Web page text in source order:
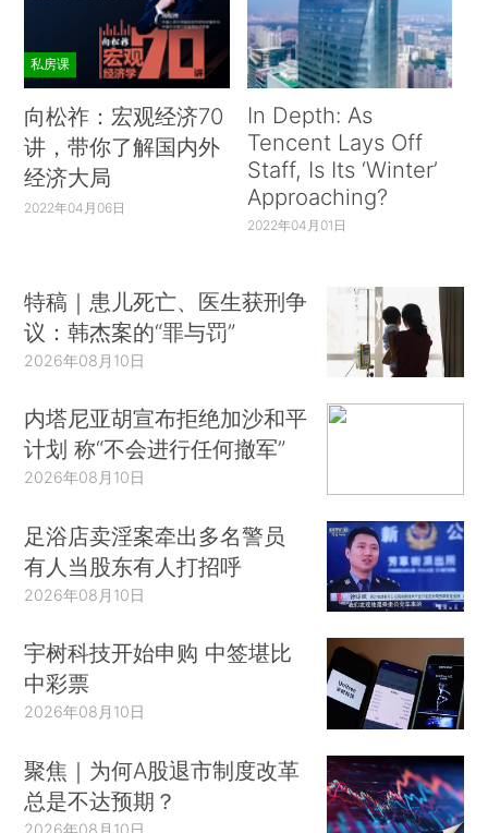
私房课
向松祚：宏观经济70
讲，带你了解国内外
经济大局
2022年04月06日
In Depth: As
Tencent Lays Off
Staff, Is Its ‘Winter’
Approaching?
2022年04月01日
特稿｜患儿死亡、医生获刑争
议：韩杰案的“罪与罚”
2026年08月10日
内塔尼亚胡宣布拒绝加沙和平
计划 称“不会进行任何撤军”
2026年08月10日
足浴店卖淫案牵出多名警员
有人当股东有人打招呼
2026年08月10日
宇树科技开始申购 中签堪比
中彩票
2026年08月10日
聚焦｜为何A股退市制度改革
总是不达预期？
2026年08月10日